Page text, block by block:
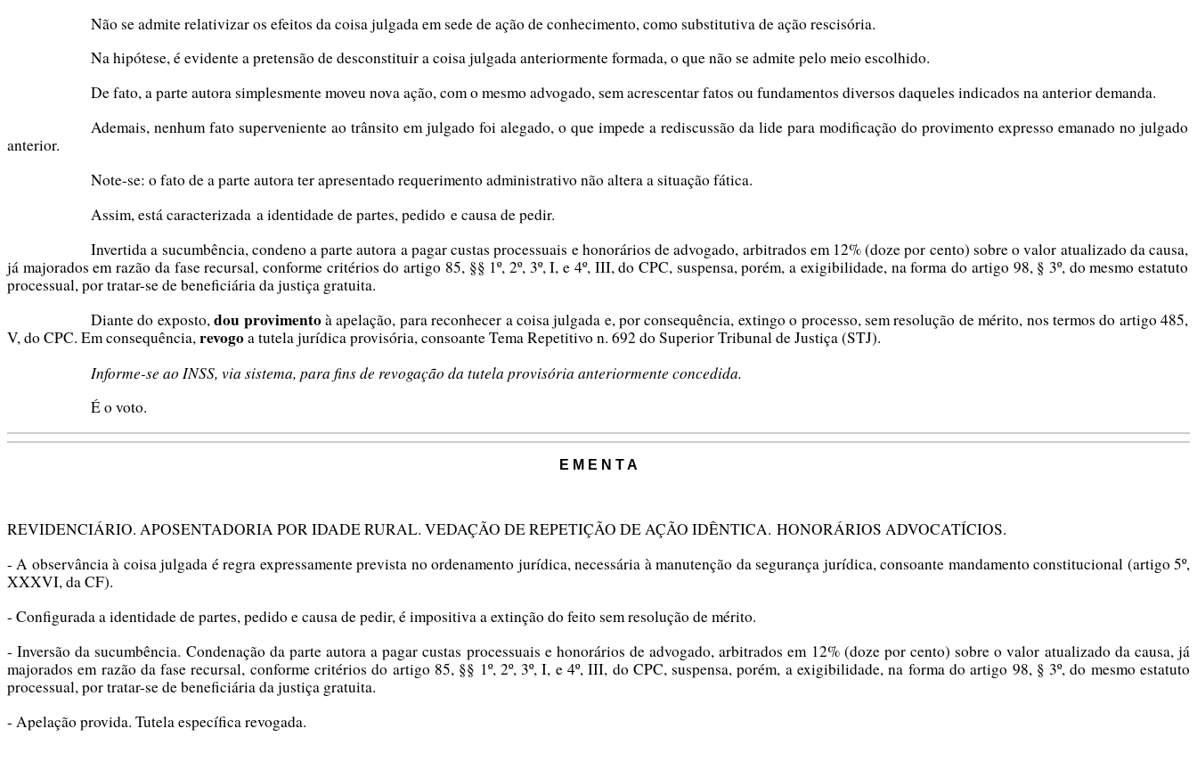
Não se admite relativizar os efeitos da coisa julgada em sede de ação de conhecimento, como substitutiva de ação rescisória.
Na hipótese, é evidente a pretensão de desconstituir a coisa julgada anteriormente formada, o que não se admite pelo meio escolhido.
De fato, a parte autora simplesmente moveu nova ação, com o mesmo advogado, sem acrescentar fatos ou fundamentos diversos daqueles indicados na anterior demanda.
Ademais, nenhum fato superveniente ao trânsito em julgado foi alegado, o que impede a rediscussão da lide para modificação do provimento expresso emanado no julgado
anterior.
Note-se: o fato de a parte autora ter apresentado requerimento administrativo não altera a situação fática.
Assim, está caracterizada a identidade de partes, pedido e causa de pedir.
Invertida a sucumbência, condeno a parte autora a pagar custas processuais e honorários de advogado, arbitrados em 12% (doze por cento) sobre o valor atualizado da causa,
já majorados em razão da fase recursal, conforme critérios do artigo 85, §§ 1º, 2º, 3º, I, e 4º, III, do CPC, suspensa, porém, a exigibilidade, na forma do artigo 98, § 3º, do mesmo estatuto
processual, por tratar-se de beneficiária da justiça gratuita.
Diante do exposto,dou provimentoà apelação, para reconhecer a coisa julgada e, por consequência, extingo o processo, sem resolução de mérito, nos termos do artigo 485,
V, do CPC. Em consequência,revogoa tutela jurídica provisória, consoante Tema Repetitivo n. 692 do Superior Tribunal de Justiça (STJ).
Informe-se ao INSS, via sistema, para fins de revogação da tutela provisória anteriormente concedida.
É o voto.
E M E N T A
REVIDENCIÁRIO. APOSENTADORIA POR IDADE RURAL. VEDAÇÃO DE REPETIÇÃO DE AÇÃO IDÊNTICA. HONORÁRIOS ADVOCATÍCIOS.
- A observância à coisa julgada é regra expressamente prevista no ordenamento jurídica, necessária à manutenção da segurança jurídica, consoante mandamento constitucional (artigo 5º,
XXXVI, da CF).
- Configurada a identidade de partes, pedido e causa de pedir, é impositiva a extinção do feito sem resolução de mérito.
- Inversão da sucumbência. Condenação da parte autora a pagar custas processuais e honorários de advogado, arbitrados em 12% (doze por cento) sobre o valor atualizado da causa, já
majorados em razão da fase recursal, conforme critérios do artigo 85, §§ 1º, 2º, 3º, I, e 4º, III, do CPC, suspensa, porém, a exigibilidade, na forma do artigo 98, § 3º, do mesmo estatuto
processual, por tratar-se de beneficiária da justiça gratuita.
- Apelação provida. Tutela específica revogada.